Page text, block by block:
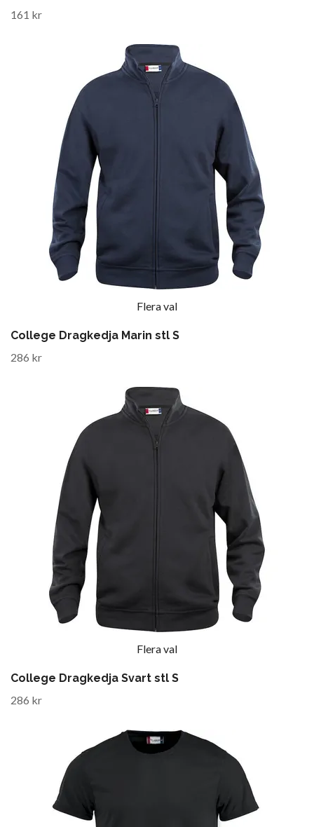
161 kr
Flera val
College Dragkedja Marin stl S
286 kr
Flera val
College Dragkedja Svart stl S
286 kr